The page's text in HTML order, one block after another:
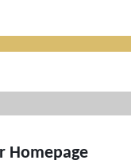
Homepage